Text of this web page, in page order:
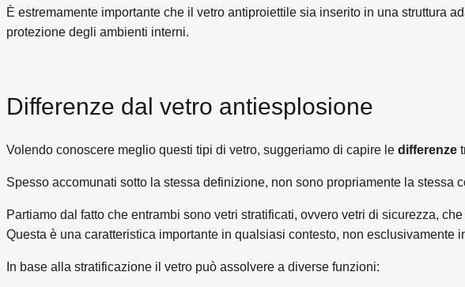
È estremamente importante che il vetro antiproiettile sia inserito in una struttura
protezione degli ambienti interni.
Differenze dal vetro antiesplosione
Volendo conoscere meglio questi tipi di vetro, suggeriamo di capire le differenze
Spesso accomunati sotto la stessa definizione, non sono propriamente la stessa
Partiamo dal fatto che entrambi sono vetri stratificati, ovvero vetri di sicurezza,
Questa è una caratteristica importante in qualsiasi contesto, non esclusivamente
In base alla stratificazione il vetro può assolvere a diverse funzioni: